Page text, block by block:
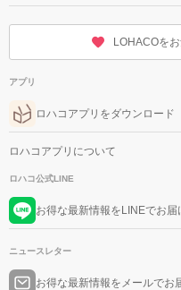
LOHACOを
アプリ
ロハコアプリをダウンロード
ロハコアプリについて
ロハコ公式LINE
お得な最新情報をLINEでお届
ニュースレター
お得な最新情報をメールでお